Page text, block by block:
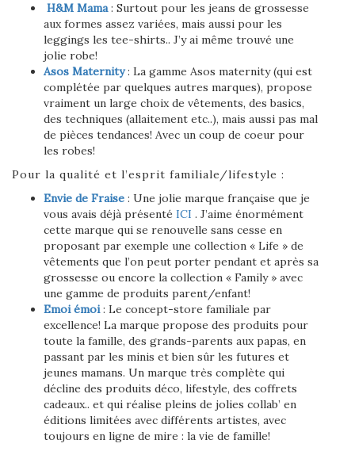
H&M Mama: Surtout pour les jeans de grossesse
aux formes assez variées, mais aussi pour les
leggings les tee-shirts.. J’y ai même trouvé une
jolie robe!
Asos Maternity : La gamme Asos maternity (qui est
complétée par quelques autres marques), propose
vraiment un large choix de vêtements, des basics,
des techniques (allaitement etc..), mais aussi pas mal
de pièces tendances! Avec un coup de coeur pour
les robes!
Pour la qualité et l’esprit familiale/lifestyle :
Envie de Fraise : Une jolie marque française que je
vous avais déjà présenté ICI . J’aime énormément
cette marque qui se renouvelle sans cesse en
proposant par exemple une collection « Life » de
vêtements que l’on peut porter pendant et après sa
grossesse ou encore la collection « Family » avec
une gamme de produits parent/enfant!
Emoi émoi : Le concept-store familiale par
excellence! La marque propose des produits pour
toute la famille, des grands-parents aux papas, en
passant par les minis et bien sûr les futures et
jeunes mamans. Un marque très complète qui
décline des produits déco, lifestyle, des coffrets
cadeaux.. et qui réalise pleins de jolies collab’ en
éditions limitées avec différents artistes, avec
toujours en ligne de mire : la vie de famille!